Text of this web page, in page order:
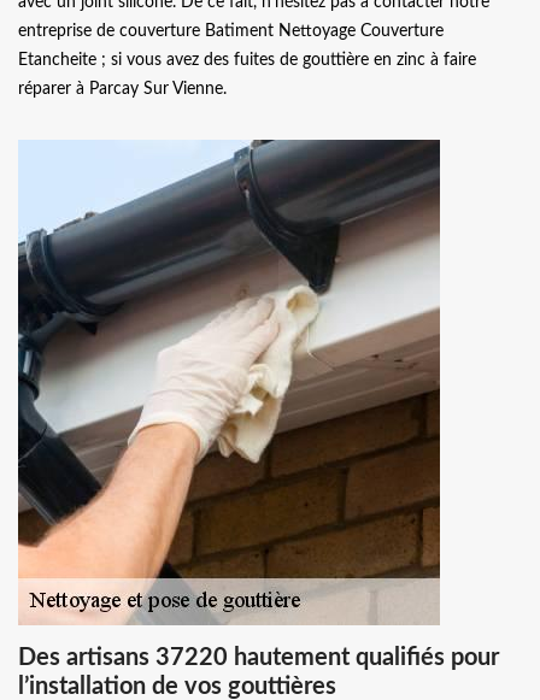
entreprise de couverture Batiment Nettoyage Couverture
Etancheite ; si vous avez des fuites de gouttière en zinc à faire
réparer à Parcay Sur Vienne.
Des artisans 37220 hautement qualifiés pour
l’installation de vos gouttières